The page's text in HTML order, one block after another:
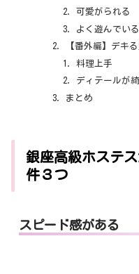
可愛がられる
よく遊んでいる
【番外編】デキ
料理上手
ディテールが
まとめ
銀座高級ホステ
件３つ
スピード感がある